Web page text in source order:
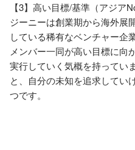
【3】高い目標/基準（アジア
ジーニーは創業期から海外展
している稀有なベンチャー企
メンバー一同が高い目標に向
実行していく気概を持ってい
と、自分の未知を追求してい
つです。